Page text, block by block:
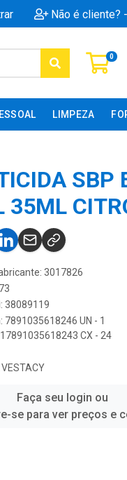
Não é cliente?
0
LIMPEZA
SBP
35ML
3017826
38089119
7891035618246 UN - 1
CX - 24
VESTACY
Faça seu login ou
se para ver preços e